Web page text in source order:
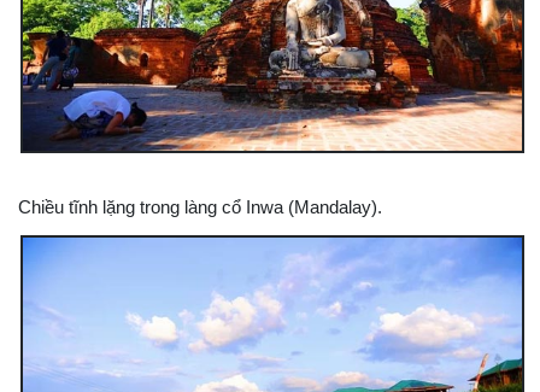
Chiều tĩnh lặng trong làng cổ Inwa (Mandalay).